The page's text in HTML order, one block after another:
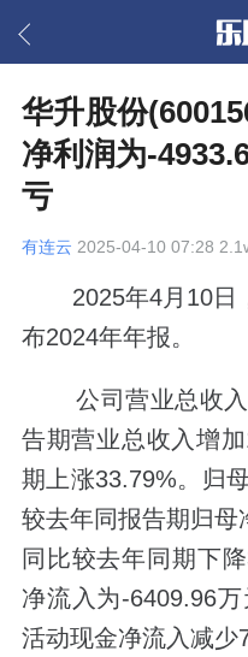
华升股份
净利润为-
亏
有连云 2025-04-10 07:28
2025年4月10日
布2024年年报。
公司营业总收入
告期营业总收入增
期上涨33.79%。归
较去年同报告期归母
同比较去年同期下
净流入为-6409.96
活动现金净流入减少